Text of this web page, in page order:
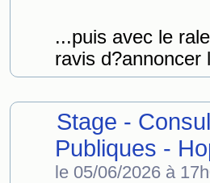
...puis avec le
ravis d?annoncer
Stage -
Publiques -
le 05/06/2026 à